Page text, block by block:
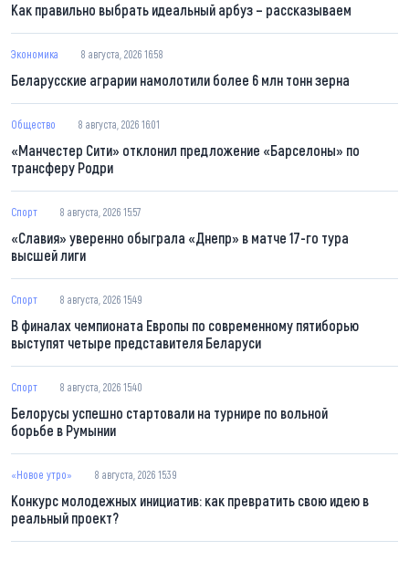
Как правильно выбрать идеальный арбуз – рассказываем
Экономика 8 августа, 2026 16:58
Беларусские аграрии намолотили более 6 млн тонн зерна
Общество 8 августа, 2026 16:01
«Манчестер Сити» отклонил предложение «Барселоны» по
трансферу Родри
Спорт 8 августа, 2026 15:57
«Славия» уверенно обыграла «Днепр» в матче 17-го тура
высшей лиги
Спорт 8 августа, 2026 15:49
В финалах чемпионата Европы по современному пятиборью
выступят четыре представителя Беларуси
Спорт 8 августа, 2026 15:40
Белорусы успешно стартовали на турнире по вольной
борьбе в Румынии
«Новое утро» 8 августа, 2026 15:39
Конкурс молодежных инициатив: как превратить свою идею в
реальный проект?